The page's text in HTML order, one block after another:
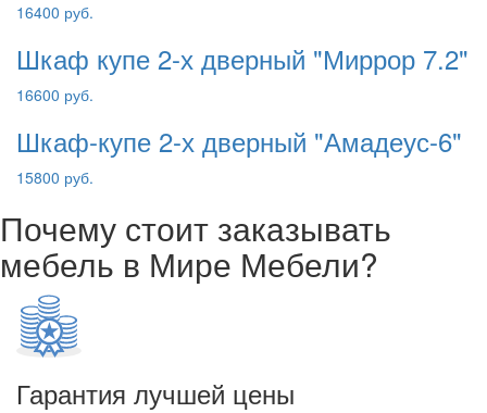
16400 руб.
Шкаф купе 2-х дверный "Миррор 7.2"
16600 руб.
Шкаф-купе 2-х дверный "Амадеус-6"
15800 руб.
Почему стоит заказывать
мебель в Мире Мебели?
Гарантия лучшей цены